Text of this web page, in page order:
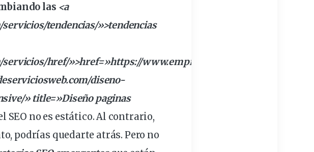
las <a
tendencias/»>tendencias
href/»>href=»https://www.empresadeserviciosweb
diseno-
» title=»Diseño paginas
no es estático. Al contrario,
podrías quedarte atrás. Pero no